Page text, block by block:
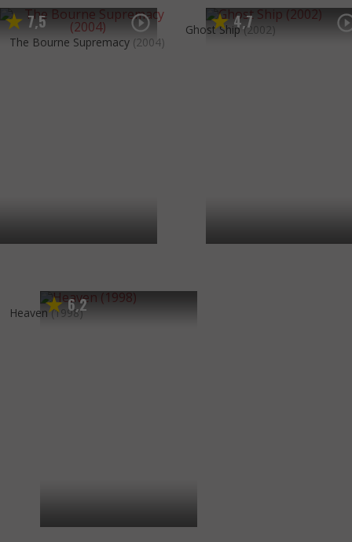
7,5
The Bourne Supremacy (2004)
4,7
Ghost Ship (2002)
6,2
Heaven (1998)